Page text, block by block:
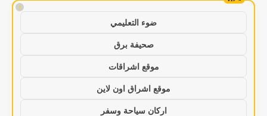
!
ضوء التعليمي
صحيفة برق
موقع اشراقات
موقع اشراق اون لاين
اركان سياحة وسفر